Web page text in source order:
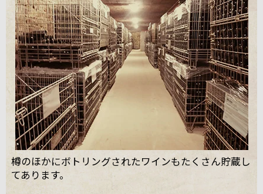
樽のほかにボトリングされたワインもたくさん貯蔵し
てあります。